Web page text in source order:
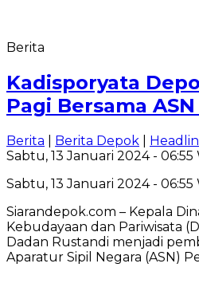
Berita
Kadisporyata
Pagi Bersama
Berita Berita Depok
Sabtu, 13 Januari 2024 - 06:55
Sabtu, 13 Januari 2024 - 06:55
Siarandepok.com – Kepala
Kebudayaan dan Pariwisata
Dadan Rustandi menjadi
Aparatur Sipil Negara (ASN)